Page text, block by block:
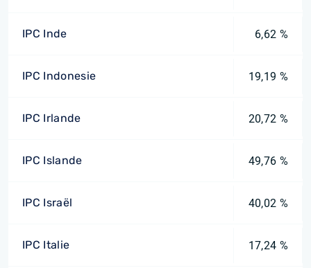
IPC Inde 6,62 %
IPC Indonesie 19,19 %
IPC Irlande 20,72 %
IPC Islande 49,76 %
IPC Israël 40,02 %
IPC Italie 17,24 %